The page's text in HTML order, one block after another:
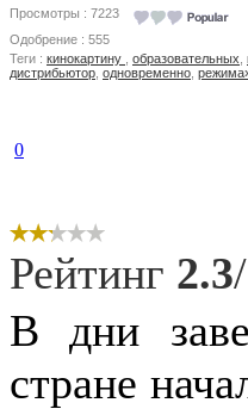
Просмотры : 7223
Одобрение : 555
Теги : кинокартину образовательных
дистрибьютор одновременно
0
Рейтинг 2.3
В дни
стране